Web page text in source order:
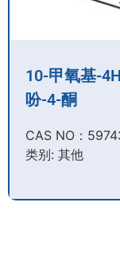
10-甲氧基-
吩-4-酮
CAS NO：
类别: 其他